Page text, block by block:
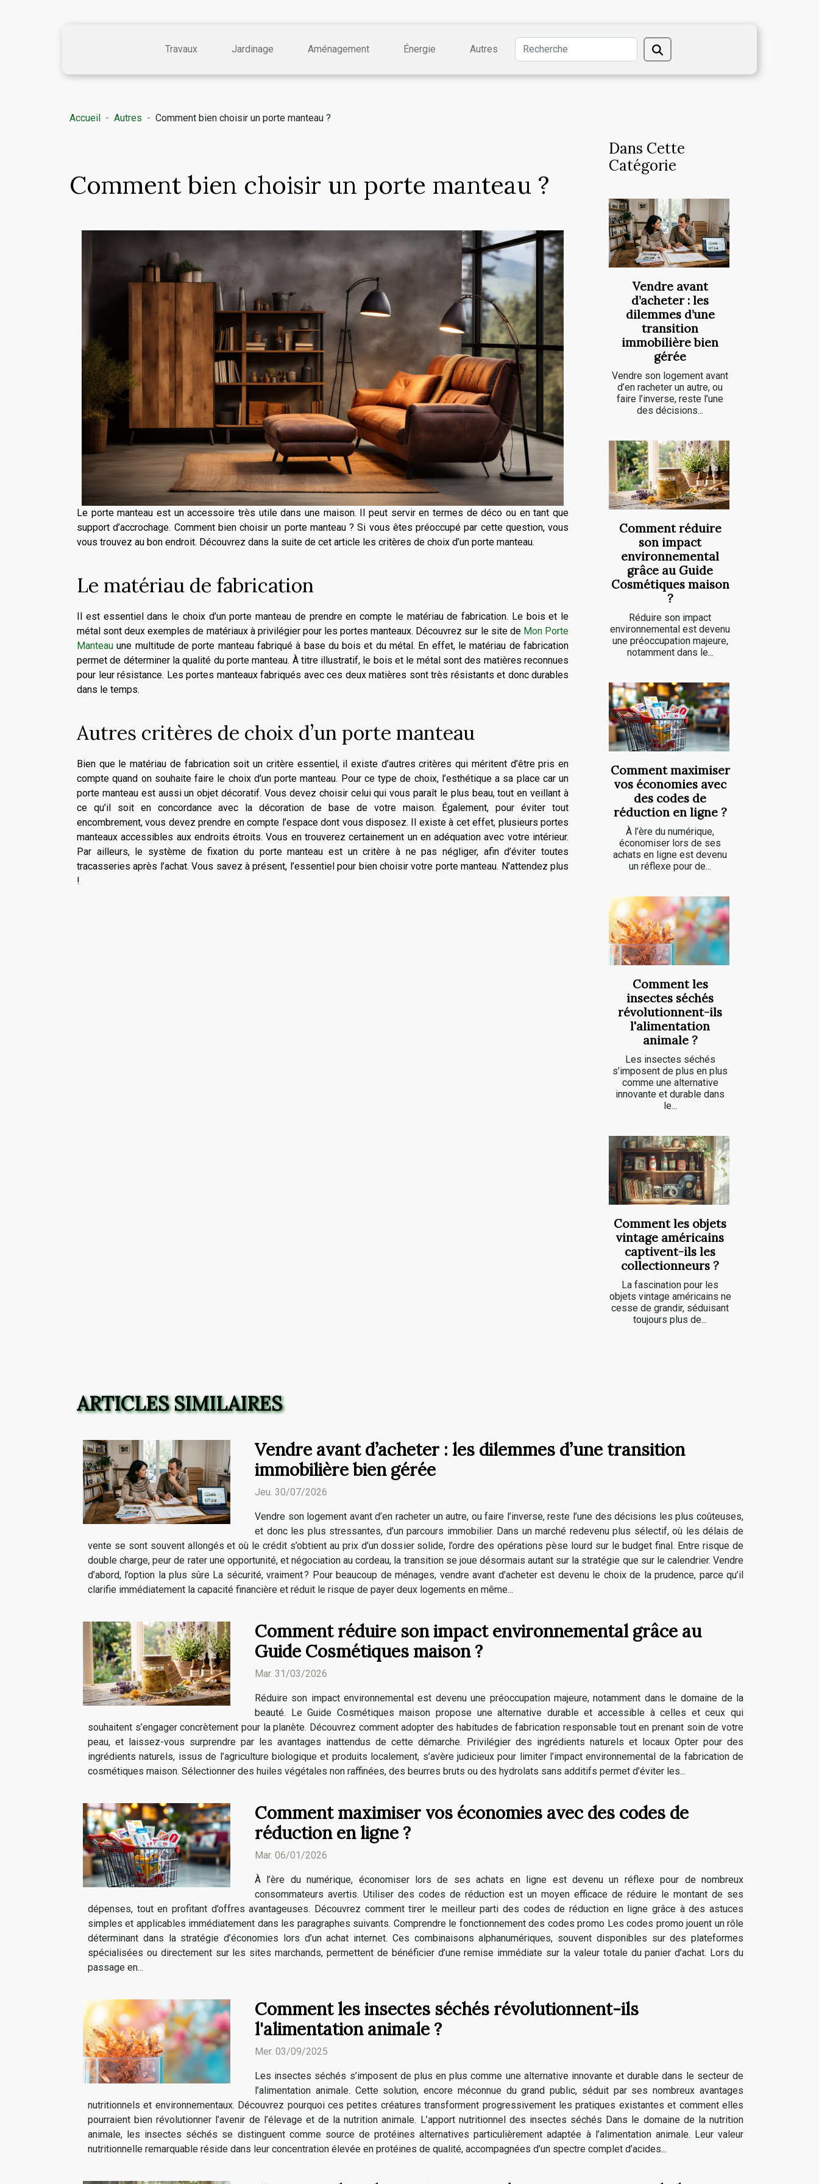
Travaux Jardinage Aménagement Énergie Autres
Accueil Autres Comment bien choisir un porte manteau ?
Comment bien choisir un porte manteau ?
Le porte manteau est un accessoire très utile dans une maison. Il peut servir en termes de déco ou en tant que
support d’accrochage. Comment bien choisir un porte manteau ? Si vous êtes préoccupé par cette question, vous
vous trouvez au bon endroit. Découvrez dans la suite de cet article les critères de choix d’un porte manteau.
Le matériau de fabrication
Il est essentiel dans le choix d’un porte manteau de prendre en compte le matériau de fabrication. Le bois et le
métal sont deux exemples de matériaux à privilégier pour les portes manteaux. Découvrez sur le site de Mon Porte
Manteau une multitude de porte manteau fabriqué à base du bois et du métal. En effet, le matériau de fabrication
permet de déterminer la qualité du porte manteau. À titre illustratif, le bois et le métal sont des matières reconnues
pour leur résistance. Les portes manteaux fabriqués avec ces deux matières sont très résistants et donc durables
dans le temps.
Autres critères de choix d’un porte manteau
Bien que le matériau de fabrication soit un critère essentiel, il existe d’autres critères qui méritent d’être pris en
compte quand on souhaite faire le choix d’un porte manteau. Pour ce type de choix, l’esthétique a sa place car un
porte manteau est aussi un objet décoratif. Vous devez choisir celui qui vous paraît le plus beau, tout en veillant à
ce qu’il soit en concordance avec la décoration de base de votre maison. Également, pour éviter tout
encombrement, vous devez prendre en compte l’espace dont vous disposez. Il existe à cet effet, plusieurs portes
manteaux accessibles aux endroits étroits. Vous en trouverez certainement un en adéquation avec votre intérieur.
Par ailleurs, le système de fixation du porte manteau est un critère à ne pas négliger, afin d’éviter toutes
tracasseries après l’achat. Vous savez à présent, l’essentiel pour bien choisir votre porte manteau. N’attendez plus
!
Dans Cette
Catégorie
Vendre avant
d’acheter : les
dilemmes d’une
transition
immobilière bien
gérée
Vendre son logement avant
d’en racheter un autre, ou
faire l’inverse, reste l’une
des décisions...
Comment réduire
son impact
environnemental
grâce au Guide
Cosmétiques maison
?
Réduire son impact
environnemental est devenu
une préoccupation majeure,
notamment dans le...
Comment maximiser
vos économies avec
des codes de
réduction en ligne ?
À l’ère du numérique,
économiser lors de ses
achats en ligne est devenu
un réflexe pour de...
Comment les
insectes séchés
révolutionnent-ils
l'alimentation
animale ?
Les insectes séchés
s’imposent de plus en plus
comme une alternative
innovante et durable dans
le...
Comment les objets
vintage américains
captivent-ils les
collectionneurs ?
La fascination pour les
objets vintage américains ne
cesse de grandir, séduisant
toujours plus de...
ARTICLES SIMILAIRES
Vendre avant d’acheter : les dilemmes d’une transition
immobilière bien gérée
Jeu. 30/07/2026
Vendre son logement avant d’en racheter un autre, ou faire l’inverse, reste l’une des décisions les plus coûteuses,
et donc les plus stressantes, d’un parcours immobilier. Dans un marché redevenu plus sélectif, où les délais de
vente se sont souvent allongés et où le crédit s’obtient au prix d’un dossier solide, l’ordre des opérations pèse lourd sur le budget final. Entre risque de
double charge, peur de rater une opportunité, et négociation au cordeau, la transition se joue désormais autant sur la stratégie que sur le calendrier. Vendre
d’abord, l’option la plus sûre La sécurité, vraiment ? Pour beaucoup de ménages, vendre avant d’acheter est devenu le choix de la prudence, parce qu’il
clarifie immédiatement la capacité financière et réduit le risque de payer deux logements en même...
Comment réduire son impact environnemental grâce au
Guide Cosmétiques maison ?
Mar. 31/03/2026
Réduire son impact environnemental est devenu une préoccupation majeure, notamment dans le domaine de la
beauté. Le Guide Cosmétiques maison propose une alternative durable et accessible à celles et ceux qui
souhaitent s’engager concrètement pour la planète. Découvrez comment adopter des habitudes de fabrication responsable tout en prenant soin de votre
peau, et laissez-vous surprendre par les avantages inattendus de cette démarche. Privilégier des ingrédients naturels et locaux Opter pour des
ingrédients naturels, issus de l’agriculture biologique et produits localement, s’avère judicieux pour limiter l’impact environnemental de la fabrication de
cosmétiques maison. Sélectionner des huiles végétales non raffinées, des beurres bruts ou des hydrolats sans additifs permet d’éviter les...
Comment maximiser vos économies avec des codes de
réduction en ligne ?
Mar. 06/01/2026
À l’ère du numérique, économiser lors de ses achats en ligne est devenu un réflexe pour de nombreux
consommateurs avertis. Utiliser des codes de réduction est un moyen efficace de réduire le montant de ses
dépenses, tout en profitant d’offres avantageuses. Découvrez comment tirer le meilleur parti des codes de réduction en ligne grâce à des astuces
simples et applicables immédiatement dans les paragraphes suivants. Comprendre le fonctionnement des codes promo Les codes promo jouent un rôle
déterminant dans la stratégie d’économies lors d’un achat internet. Ces combinaisons alphanumériques, souvent disponibles sur des plateformes
spécialisées ou directement sur les sites marchands, permettent de bénéficier d’une remise immédiate sur la valeur totale du panier d’achat. Lors du
passage en...
Comment les insectes séchés révolutionnent-ils
l'alimentation animale ?
Mer. 03/09/2025
Les insectes séchés s’imposent de plus en plus comme une alternative innovante et durable dans le secteur de
l’alimentation animale. Cette solution, encore méconnue du grand public, séduit par ses nombreux avantages
nutritionnels et environnementaux. Découvrez pourquoi ces petites créatures transforment progressivement les pratiques existantes et comment elles
pourraient bien révolutionner l’avenir de l’élevage et de la nutrition animale. L’apport nutritionnel des insectes séchés Dans le domaine de la nutrition
animale, les insectes séchés se distinguent comme source de protéines alternatives particulièrement adaptée à l’alimentation animale. Leur valeur
nutritionnelle remarquable réside dans leur concentration élevée en protéines de qualité, accompagnées d’un spectre complet d’acides...